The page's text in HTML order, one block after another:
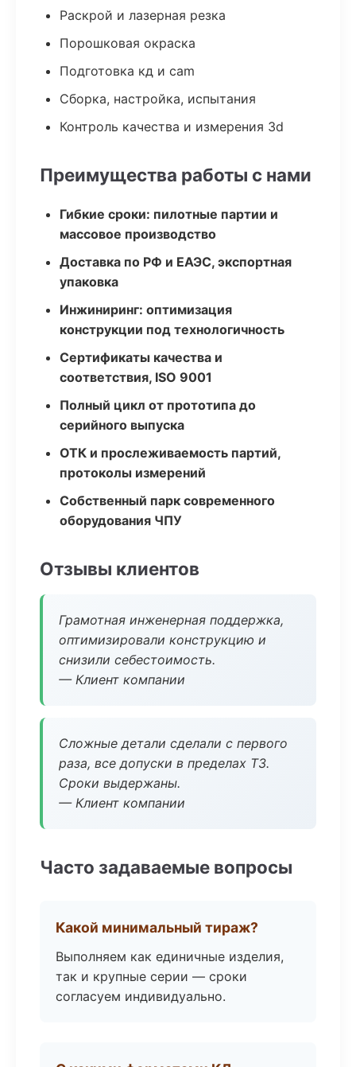
Раскрой и лазерная резка
Порошковая окраска
Подготовка кд и cam
Сборка, настройка, испытания
Контроль качества и измерения 3d
Преимущества работы с нами
Гибкие сроки: пилотные партии и
массовое производство
Доставка по РФ и ЕАЭС, экспортная
упаковка
Инжиниринг: оптимизация
конструкции под технологичность
Сертификаты качества и
соответствия, ISO 9001
Полный цикл от прототипа до
серийного выпуска
ОТК и прослеживаемость партий,
протоколы измерений
Собственный парк современного
оборудования ЧПУ
Отзывы клиентов
Грамотная инженерная поддержка,
оптимизировали конструкцию и
снизили себестоимость.
— Клиент компании
Сложные детали сделали с первого
раза, все допуски в пределах ТЗ.
Сроки выдержаны.
— Клиент компании
Часто задаваемые вопросы
Какой минимальный тираж?
Выполняем как единичные изделия,
так и крупные серии — сроки
согласуем индивидуально.